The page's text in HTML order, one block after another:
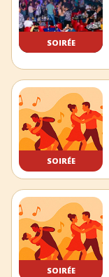
SOIRÉE
SOIRÉE
SOIRÉE